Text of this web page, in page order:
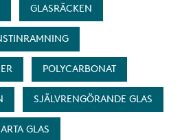
GLASRÄCKEN
POLYCARBONAT
SJÄLVRENGÖRANDE GLAS
GLAS